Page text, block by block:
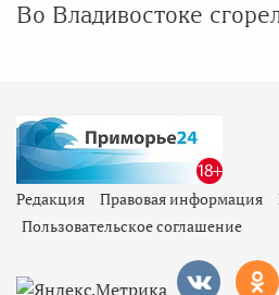
Во Владивостоке
Редакция Правовая информация
Пользовательское соглашение